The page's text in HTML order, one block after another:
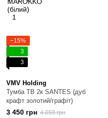
−15%
3
3
VMV Holding
Тумба ТВ 2к SANTES (дуб
крафт золотий/графіт)
3 450 грн 4 059 грн